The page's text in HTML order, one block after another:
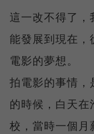
這一改不得了
能發展到現在，
電影的夢想。
拍電影的事情，
的時候，白天
校，當時一個月